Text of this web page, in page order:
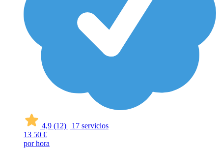
4,9 (12) | 17 servicios
13 50 €
por hora